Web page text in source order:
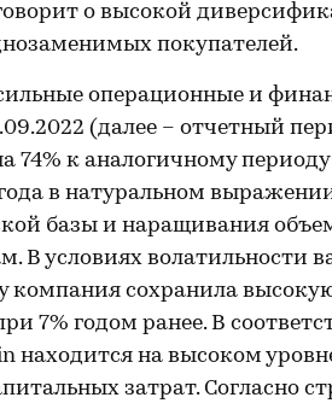
о высокой
покупателей.
операционные и
(далее – отчетный
74% к аналогичному
в натуральном
базы и наращивания
В условиях волатильности
компания сохранила
7% годом ранее. В
находится на высоком
затрат. Согласно